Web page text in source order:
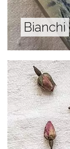
Bianchi